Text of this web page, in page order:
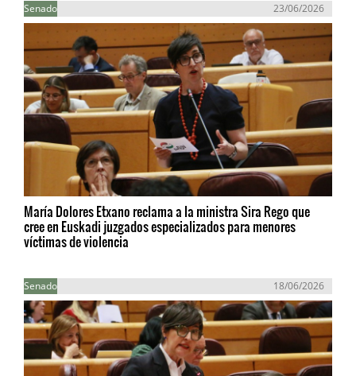
Senado 23/06/2026
María Dolores Etxano reclama a la ministra Sira Rego que
cree en Euskadi juzgados especializados para menores
víctimas de violencia
Senado 18/06/2026